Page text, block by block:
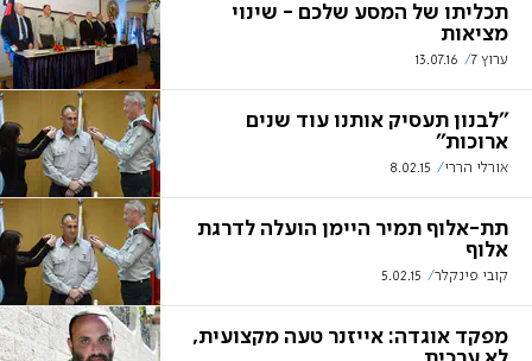
תכליתו של המסע שלכם - שינוי
מציאות
ערוץ 7 13.07.16
''לבנון תעסיק אותנו עוד שנים
ארוכות''
אורלי הררי 8.02.15
תת-אלוף תמיר היימן הועלה לדרגת
אלוף
קובי פינקלר 5.02.15
מפקד אוגדה: אייזנר טעה מקצועית,